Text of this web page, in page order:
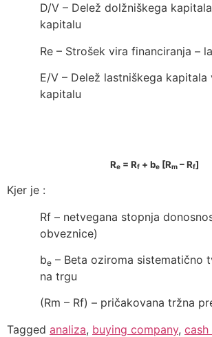
D/V – Delež dolžniškega
kapitalu
Re – Strošek vira financiranja –
E/V – Delež lastniškega kapitala
kapitalu
Re= Rf+ be[Rm– Rf]
Kjer je :
Rf – netvegana stopnja
obveznice)
be – Beta oziroma sistematično
na trgu
(Rm – Rf) – pričakovana tržna
Tagged analiza, buying company,